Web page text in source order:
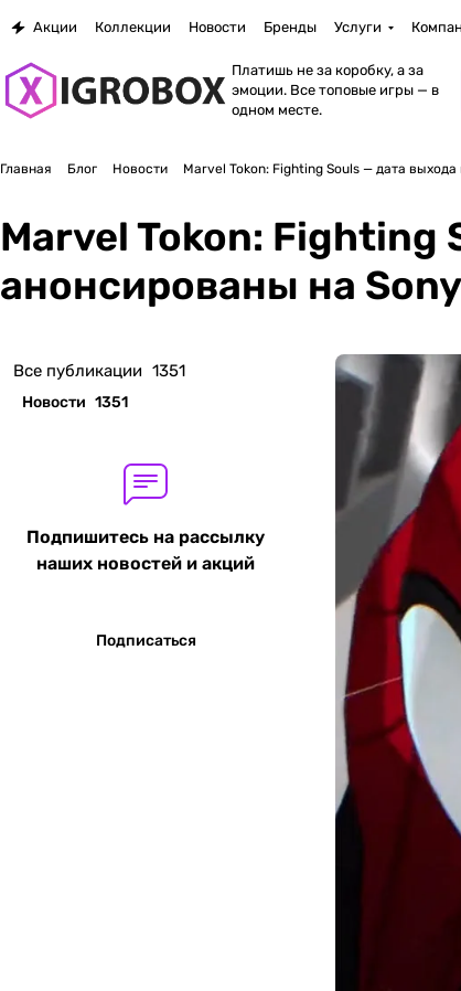
Акции Коллекции Новости Бренды Услуги
Платишь не за коробку, а за
эмоции. Все топовые игры — в
одном месте.
Главная Блог Новости Marvel Tokon: Fighting Souls — дата
Marvel Tokon: Fighting
анонсированы на
Все публикации 1351
Новости 1351
Подпишитесь на рассылку
наших новостей и акций
Подписаться